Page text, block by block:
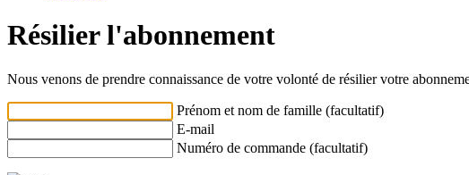
Résilier l'abonnement
Nous venons de prendre connaissance de votre volonté de résilier votre
Prénom et nom de famille (facultatif)
E-mail
Numéro de commande (facultatif)